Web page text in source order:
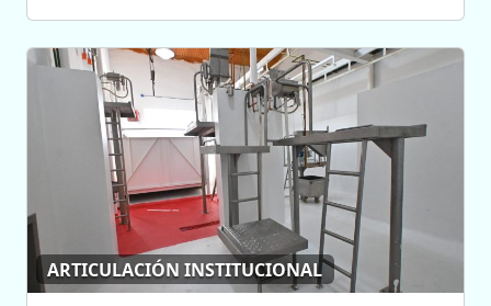
ARTICULACIÓN INSTITUCIONAL